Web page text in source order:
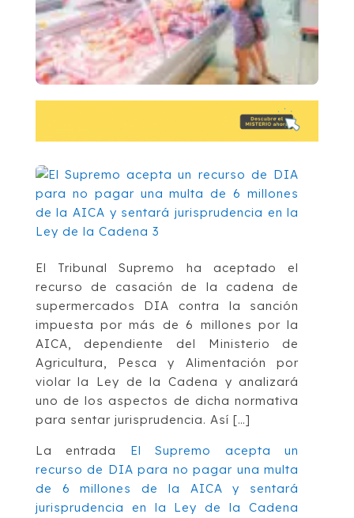
El Tribunal Supremo ha aceptado el
recurso de casación de la cadena de
supermercados DIA contra la sanción
impuesta por más de 6 millones por la
AICA, dependiente del Ministerio de
Agricultura, Pesca y Alimentación por
violar la Ley de la Cadena y analizará
uno de los aspectos de dicha normativa
para sentar jurisprudencia. Así […]
La entrada El Supremo acepta un
recurso de DIA para no pagar una multa
de 6 millones de la AICA y sentará
jurisprudencia en la Ley de la Cadena